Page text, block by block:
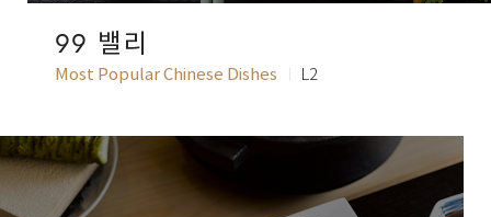
99 밸리
Most Popular Chinese Dishes L2